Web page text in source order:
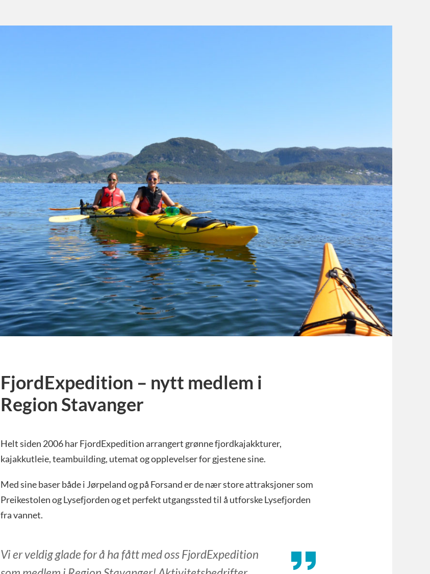
FjordExpedition – nytt medlem i
Region Stavanger
Helt siden 2006 har FjordExpedition arrangert grønne fjordkajakkturer,
kajakkutleie, teambuilding, utemat og opplevelser for gjestene sine.
Med sine baser både i Jørpeland og på Forsand er de nær store attraksjoner som
Preikestolen og Lysefjorden og et perfekt utgangssted til å utforske Lysefjorden
fra vannet.
Vi er veldig glade for å ha fått med oss FjordExpedition